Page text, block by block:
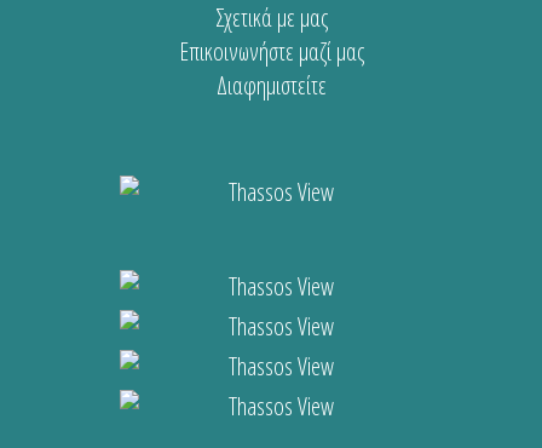
Σχετικά με μας
Επικοινωνήστε μαζί μας
Διαφημιστείτε